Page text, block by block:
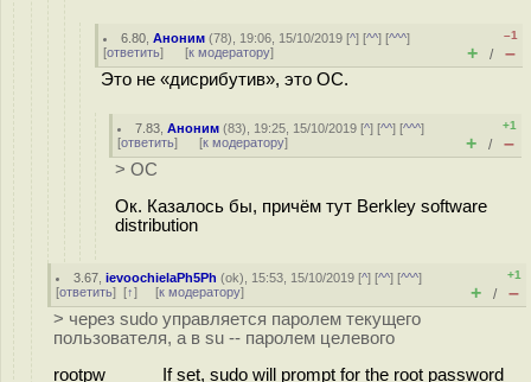
6.80 ,Аноним (78), 19:06, 15/10/2019 [^] [^^] [^^^]
[ответить] [к модератору]
–1
+ / –
Это не «дисрибутив», это ОС.
7.83 ,Аноним (83), 19:25, 15/10/2019 [^] [^^] [^^^]
[ответить] [к модератору]
+1
+ / –
> ОС
Ок. Казалось бы, причём тут Berkley software
distribution
3.67 ,ievoochielaPh5Ph (ok), 15:53, 15/10/2019 [^] [^^] [^^^]
[ответить] [↑] [к модератору]
+1
+ / –
> через sudo управляется паролем текущего
пользователя, а в su -- паролем целевого
rootpw If set, sudo will prompt for the root password